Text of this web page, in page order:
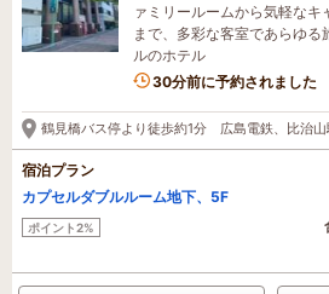
ァミリールームから気軽な
まで、多彩な客室であらゆる
ルのホテル
4名がこの宿を見ています
30分前に予約されました
鶴見橋バス停より徒歩約1分 広島電鉄、比治
宿泊プラン
カプセルダブルルーム地下、5F
ポイント2%